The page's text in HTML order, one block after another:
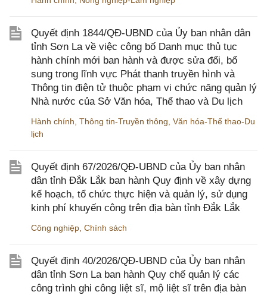
Quyết định 1844/QĐ-UBND của Ủy ban nhân dân
tỉnh Sơn La về việc công bố Danh mục thủ tục
hành chính mới ban hành và được sửa đổi, bổ
sung trong lĩnh vực Phát thanh truyền hình và
Thông tin điện tử thuộc phạm vi chức năng quản lý
Nhà nước của Sở Văn hóa, Thể thao và Du lịch
Hành chính Thông tin-Truyền thông Văn hóa-Thể thao-Du
lịch
Quyết định 67/2026/QĐ-UBND của Ủy ban nhân
dân tỉnh Đắk Lắk ban hành Quy định về xây dựng
kế hoạch, tổ chức thực hiện và quản lý, sử dụng
kinh phí khuyến công trên địa bàn tỉnh Đắk Lắk
Công nghiệp Chính sách
Quyết định 40/2026/QĐ-UBND của Ủy ban nhân
dân tỉnh Sơn La ban hành Quy chế quản lý các
công trình ghi công liệt sĩ, mộ liệt sĩ trên địa bàn